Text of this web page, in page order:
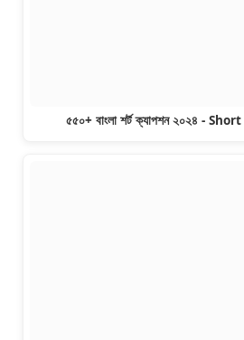
৫৫০+ বাংলা শর্ট ক্যাপশন ২০২৪ -